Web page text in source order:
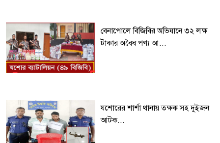
বেনাপোলে বিজিবির অভিযানে ৩২ লক্ষ
টাকার অবৈধ পণ্য আ...
যশোরের শার্শা থানায় তক্ষক সহ দুইজন
আটক...